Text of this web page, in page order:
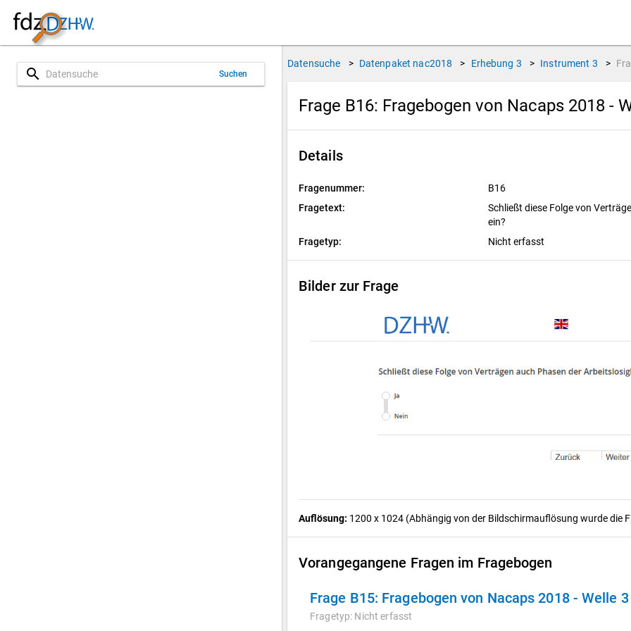
search Suchen
Datensuche > Datenpaket nac2018 > Erhebung 3 > Instrument 3 >
Frage B16: Fragebogen von Nacaps 2018 -
Details
Fragenummer:
B16
Fragetext:
Schließt diese Folge von
ein?
Fragetyp:
Nicht erfasst
Bilder zur Frage
Auflösung: 1200 x 1024 (Abhängig von der Bildschirmauflösung wurde die
Vorangegangene Fragen im Fragebogen
Frage B15: Fragebogen von Nacaps 2018 - Welle 3
Fragetyp: Nicht erfasst